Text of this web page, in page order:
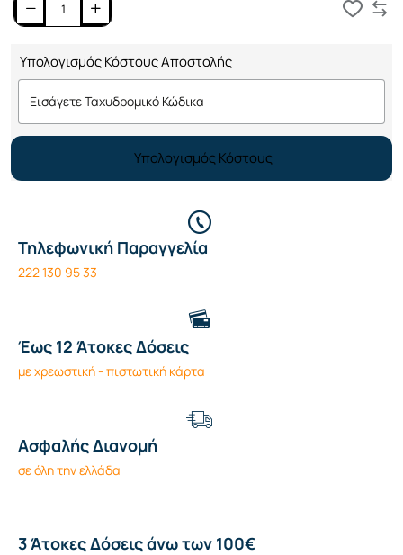
Υπολογισμός Κόστους Αποστολής
Υπολογισμός Κόστους
Τηλεφωνική Παραγγελία
222 130 95 33
Έως 12 Άτοκες Δόσεις
με χρεωστική - πιστωτική κάρτα
Ασφαλής Διανομή
σε όλη την ελλάδα
3 Άτοκες Δόσεις άνω των 100€